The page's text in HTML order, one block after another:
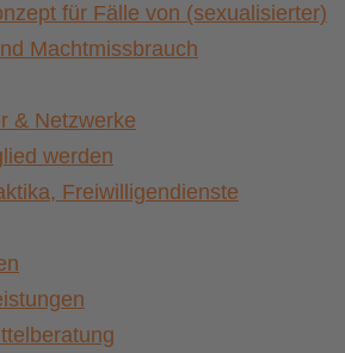
für Fälle von (sexualisierter)
Machtmissbrauch
& Netzwerke
werden
Freiwilligendienste